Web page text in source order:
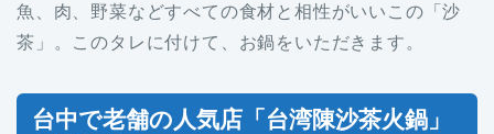
魚、肉、野菜などすべての食材と相性がいいこの「沙
茶」。このタレに付けて、お鍋をいただきます。
台中で老舗の人気店「台湾陳沙茶火鍋」